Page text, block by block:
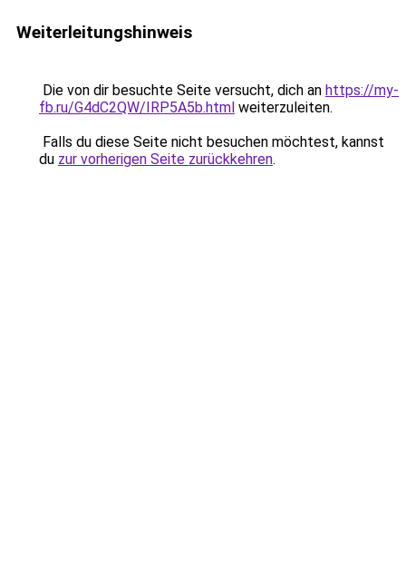
Weiterleitungshinweis
Die von dir besuchte Seite versucht, dich an https://my-
fb.ru/G4dC2QW/IRP5A5b.html weiterzuleiten.
Falls du diese Seite nicht besuchen möchtest, kannst
du zur vorherigen Seite zurückkehren.